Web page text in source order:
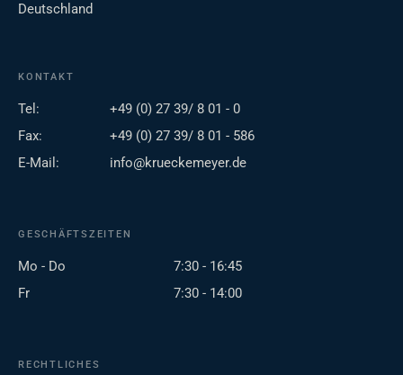
Deutschland
KONTAKT
Tel:
+49 (0) 27 39/ 8 01 - 0
Fax:
+49 (0) 27 39/ 8 01 - 586
E-Mail:
info@krueckemeyer.de
GESCHÄFTSZEITEN
Mo - Do
7:30 - 16:45
Fr
7:30 - 14:00
RECHTLICHES